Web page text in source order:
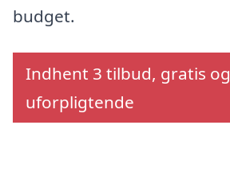
budget.
Indhent 3 tilbud, gratis og
uforpligtende